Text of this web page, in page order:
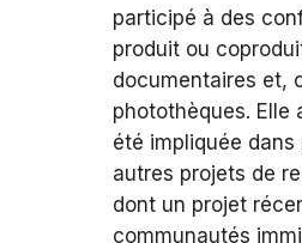
participé à des
produit ou
documentaires et,
photothèques. Elle
été impliquée dans
autres projets de
dont un projet
communautés